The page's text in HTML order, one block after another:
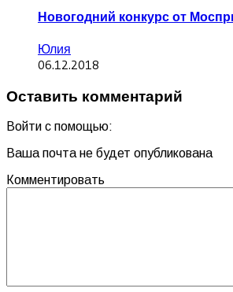
Новогодний конкурс от
Юлия
06.12.2018
Оставить комментарий
Войти с помощью:
Ваша почта не будет опубликована
Комментировать